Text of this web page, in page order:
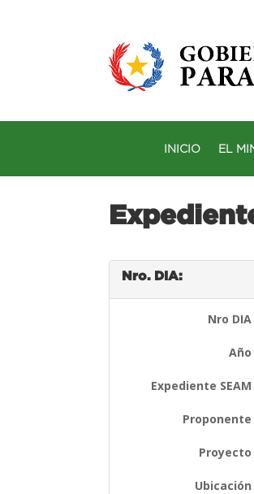
INICIO EL
Nro. DIA:
Nro DIA
Año
Expediente SEAM
Proponente
Proyecto
Ubicación